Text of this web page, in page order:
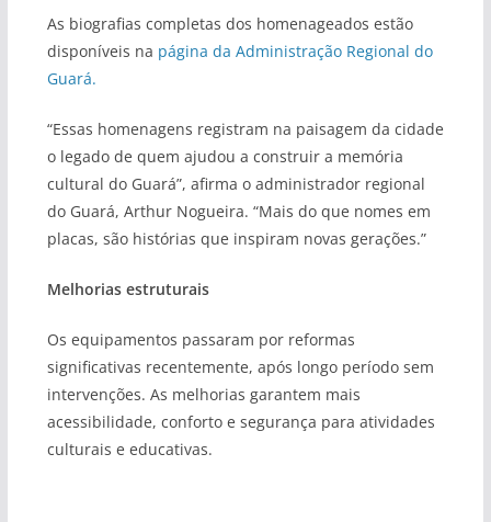
As biografias completas dos homenageados estão
disponíveis na página da Administração Regional do
Guará.
“Essas homenagens registram na paisagem da cidade
o legado de quem ajudou a construir a memória
cultural do Guará”, afirma o administrador regional
do Guará, Arthur Nogueira. “Mais do que nomes em
placas, são histórias que inspiram novas gerações.”
Melhorias estruturais
Os equipamentos passaram por reformas
significativas recentemente, após longo período sem
intervenções. As melhorias garantem mais
acessibilidade, conforto e segurança para atividades
culturais e educativas.